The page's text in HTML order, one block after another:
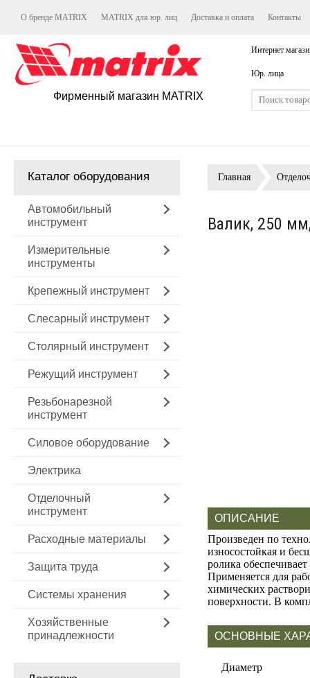
О бренде MATRIX MATRIX для юр. лиц Доставка и оплата Контакты
Фирменный магазин MATRIX
Интернет
Юр. лица
Каталог оборудования
Автомобильный
инструмент
Измерительные
инструменты
Крепежный инструмент
Слесарный инструмент
Столярный инструмент
Режущий инструмент
Резьбонарезной
инструмент
Силовое оборудование
Электрика
Отделочный
инструмент
Расходные материалы
Защита труда
Системы хранения
Хозяйственные
принадлежности
Главная
Валик, 250
ОПИСАНИЕ
Произведен по
износостойкая и
ролика
Применяется для
химических
поверхности. В
ОСНОВНЫЕ
Диаметр